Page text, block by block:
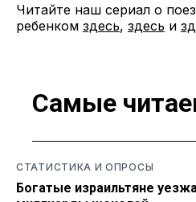
Читайте наш сериал о
ребенком здесь, здесь и
Самые
СТАТИСТИКА И ОПРОСЫ
Богатые израильтяне